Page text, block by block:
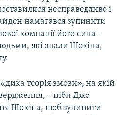
несправедливо і
намагався зупинити
компанії його сина –
які знали Шокіна,
теорія змови», на якій
– ніби Джо
Шокіна, щоб зупинити